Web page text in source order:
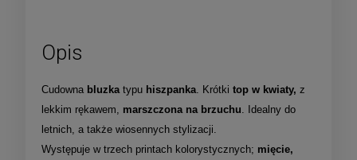
Opis
Cudowna bluzka typu hiszpanka . Krótki top w kwiaty, z
lekkim rękawem,
marszczona na brzuchu . Idealny do
letnich, a także wiosennych stylizacji.
Występuje w trzech printach kolorystycznych; mięcie,